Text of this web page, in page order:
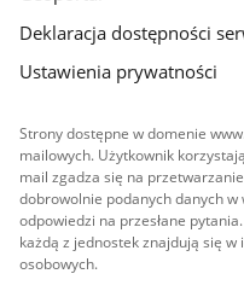
Deklaracja dostępności
Ustawienia prywatności
Strony dostępne w domenie
mailowych. Użytkownik
mail zgadza się na
dobrowolnie podanych danych w
odpowiedzi na przesłane
każdą z jednostek znajdują się
osobowych.